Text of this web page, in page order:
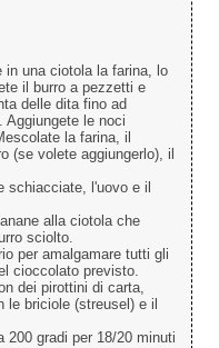
in una ciotola la farina, lo
il burro a pezzetti e
delle dita fino ad
Aggiungete le noci
la farina, il
(se volete aggiungerlo), il
schiacciate, l'uovo e il
alla ciotola che
sciolto.
per amalgamare tutti gli
cioccolato previsto.
dei pirottini di carta,
le briciole (streusel) e il
200 gradi per 18/20 minuti